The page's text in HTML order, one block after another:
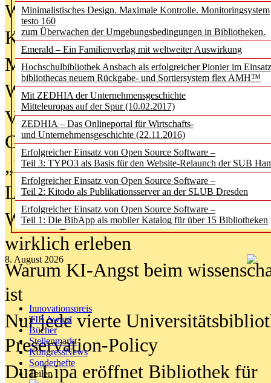
Minimalistisches Design. Maximale Kontrolle. Monitoringsystem
testo 160
zum Überwachen der Umgebungsbedingungen in Bibliotheken.
Emerald – Ein Familienverlag mit weltweiter Auswirkung
Hochschulbibliothek Ansbach als erfolgreicher Pionier im
bibliothecas neuem Rückgabe- und Sortiersystem flex AMH™
Mit ZEDHIA der Unternehmensgeschichte
Mitteleuropas auf der Spur (10.02.2017)
ZEDHIA – Das Onlineportal für Wirtschafts-
und Unternehmensgeschichte (22.11.2016)
Erfolgreicher Einsatz von Open Source Software –
Teil 3: TYPO3 als Basis für den Website-Relaunch der SUB
Erfolgreicher Einsatz von Open Source Software –
Teil 2: Kitodo als Publikationsserver an der SLUB Dresden
Erfolgreicher Einsatz von Open Source Software –
Teil 1: Die BibApp als mobiler Katalog für über 15 Bibliotheken
8. August 2026
Innovationspreis
TIP Award
Bücher
Stellenmarkt
KongressNews
Sonderhefte
Teilen
Was Hochschul­bibliotheken von
Kinder in der digitalen Welt
Metadaten als Infrastruktur
Wenn Bots katalogisieren
Von Abschlusskleidern bis
Geisterjagd-Ausrüstung in der
„Library of Things“ unterwegs
Lesen als Infrastrukturaufgabe
Wie Jugendliche Social Media
wirklich erleben
Warum KI-Angst beim
ist
Nur jede vierte
Preservation-Policy
Dua Lipa eröffnet Bibliothek für